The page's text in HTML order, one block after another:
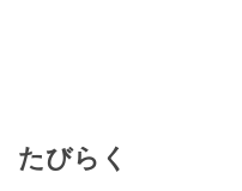
たびらく